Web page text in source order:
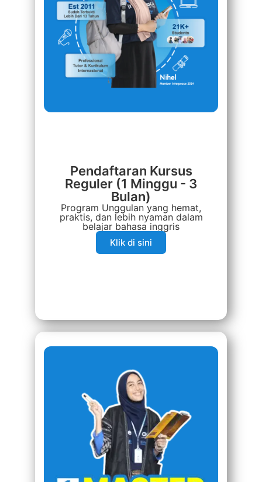
Pendaftaran Kursus
Reguler (1 Minggu - 3
Bulan)
Program Unggulan yang hemat,
praktis, dan lebih nyaman dalam
belajar bahasa inggris​
Klik di sini